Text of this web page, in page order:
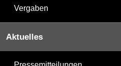
Vergaben
Aktuelles